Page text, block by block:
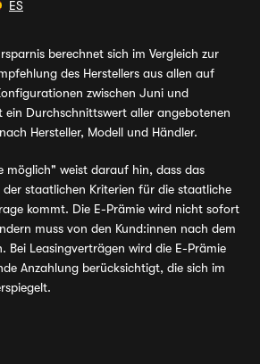
ES
berechnet sich im Vergleich zur
des Herstellers aus allen auf
zwischen Juni und
ein Durchschnittswert aller angebotenen
Hersteller, Modell und Händler.
möglich" weist darauf hin, dass das
staatlichen Kriterien für die staatliche
kommt. Die E-Prämie wird nicht sofort
muss von den Kund:innen nach dem
Bei Leasingverträgen wird die E-Prämie
Anzahlung berücksichtigt, die sich im